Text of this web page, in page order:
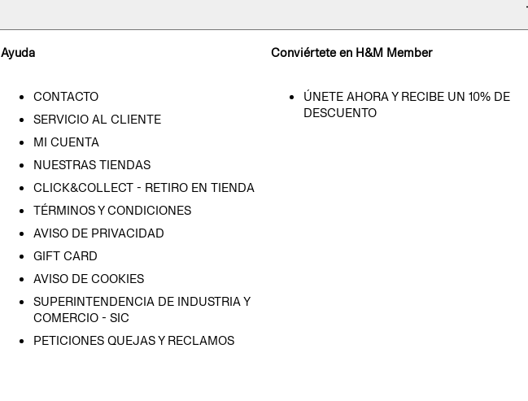
Ayuda
CONTACTO
SERVICIO AL CLIENTE
MI CUENTA
NUESTRAS TIENDAS
CLICK&COLLECT - RETIRO EN TIENDA
TÉRMINOS Y CONDICIONES
AVISO DE PRIVACIDAD
GIFT CARD
AVISO DE COOKIES
SUPERINTENDENCIA DE INDUSTRIA Y
COMERCIO - SIC
PETICIONES QUEJAS Y RECLAMOS
Conviértete en H&M Member
ÚNETE AHORA Y RECIBE UN 10% DE
DESCUENTO